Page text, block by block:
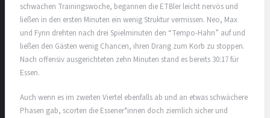
schwachen Trainingswoche, begannen die ETBler leicht nervös und
ließen in den ersten Minuten ein wenig Struktur vermissen. Neo, Max
und Fynn drehten nach drei Spielminuten den “Tempo-Hahn” auf und
ließen den Gästen wenig Chancen, ihren Drang zum Korb zu stoppen.
Nach offensiv ausgerichteten zehn Minuten stand es bereits 30:17 für
Essen.
Auch wenn es im zweiten Viertel ebenfalls ab und an etwas schwächere
Phasen gab, scorten die Essener*innen doch ziemlich sicher und